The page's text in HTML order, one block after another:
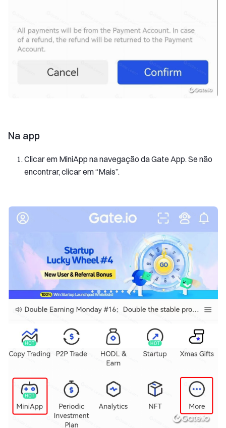
Na app
Clicar em MiniApp na navegação da Gate App. Se não
encontrar, clicar em “Mais”.